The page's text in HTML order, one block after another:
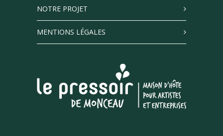
NOTRE PROJET
MENTIONS LÉGALES